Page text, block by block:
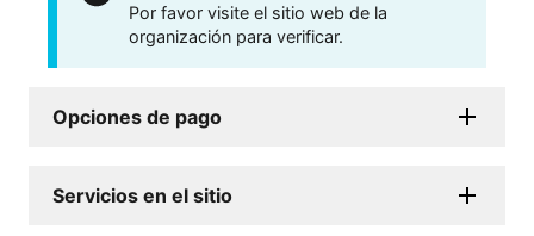
Por favor visite el sitio web de la
organización para verificar.
Opciones de pago
Servicios en el sitio